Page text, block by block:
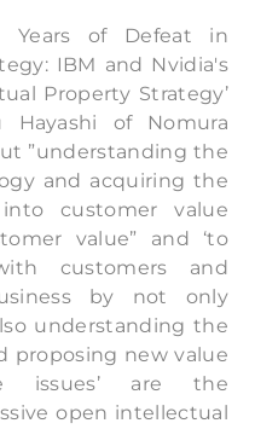
Years of Defeat in
IBM and Nvidia's
Property Strategy’
Hayashi of Nomura
”understanding the
and acquiring the
customer value
value” and ‘to
customers and
by not only
understanding the
proposing new value
issues’ are the
open intellectual